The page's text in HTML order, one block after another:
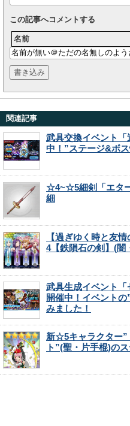
この記事へコメントする
名前
関連記事
武具交換イベント
中！”ステージ&ボ
☆4~☆5細剣「エタ
細
【過ぎゆく時と友
4【鉄隕石の剣】(闇
武具生成イベント「
開催中！イベント
みました！
新☆5キャラクター”
ト”(聖・片手棍)の